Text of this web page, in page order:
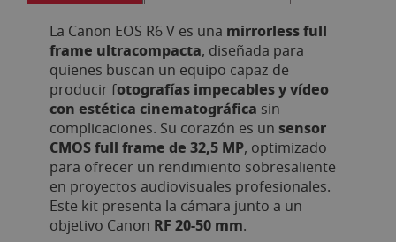
La Canon EOS R6 V es una mirrorless full
frame ultracompacta, diseñada para
quienes buscan un equipo capaz de
producir fotografías impecables y vídeo
con estética cinematográfica sin
complicaciones. Su corazón es un sensor
CMOS full frame de 32,5 MP, optimizado
para ofrecer un rendimiento sobresaliente
en proyectos audiovisuales profesionales.
Este kit presenta la cámara junto a un
objetivo Canon RF 20-50 mm.